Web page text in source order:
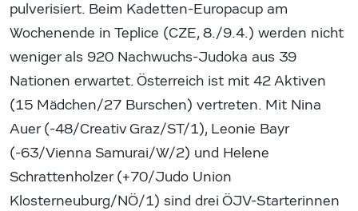
pulverisiert. Beim Kadetten-Europacup am
Wochenende in Teplice (CZE, 8./9.4.) werden nicht
weniger als 920 Nachwuchs-Judoka aus 39
Nationen erwartet. Österreich ist mit 42 Aktiven
(15 Mädchen/27 Burschen) vertreten. Mit Nina
Auer (-48/Creativ Graz/ST/1), Leonie Bayr
(-63/Vienna Samurai/W/2) und Helene
Schrattenholzer (+70/Judo Union
Klosterneuburg/NÖ/1) sind drei ÖJV-Starterinnen